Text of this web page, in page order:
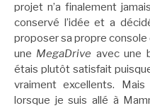
projet n’a finalement
conservé l’idée et a
proposer sa propre console
une MegaDrive avec une
étais plutôt satisfait
vraiment excellents.
lorsque je suis allé à